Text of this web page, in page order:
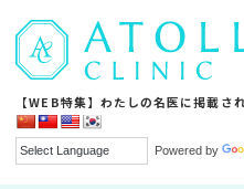
【WEB特集】わたしの名医に掲載
Powered by